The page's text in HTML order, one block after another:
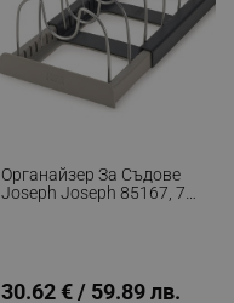
Органайзер За Съдове
Joseph Joseph 85167, 7
30.62 € / 59.89 лв.